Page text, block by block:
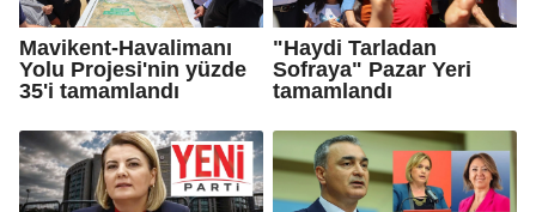
Mavikent-Havalimanı
Yolu Projesi'nin yüzde
35'i tamamlandı
"Haydi Tarladan
Sofraya" Pazar Yeri
tamamlandı